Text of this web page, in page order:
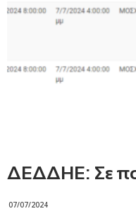
ΔΕΔΔΗΕ: Σε
07/07/2024